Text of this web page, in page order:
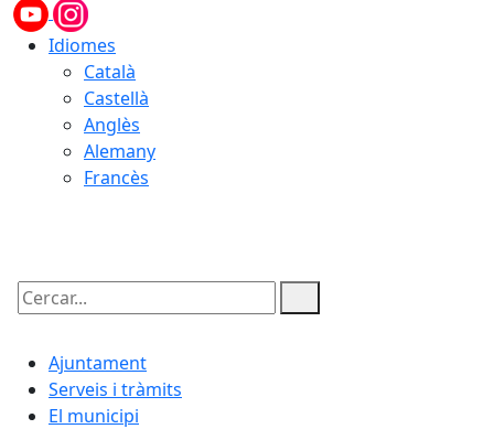
Idiomes
Català
Castellà
Anglès
Alemany
Francès
Cercar:
Ajuntament
Serveis i tràmits
El municipi